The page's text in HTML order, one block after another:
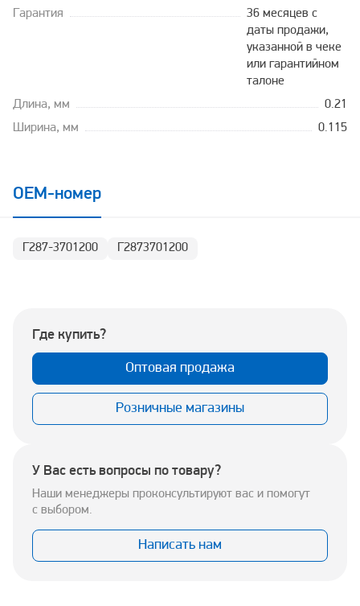
Гарантия
36 месяцев с
даты продажи,
указанной в чеке
или гарантийном
талоне
Длина, мм
0.21
Ширина, мм
0.115
OEM-номер
Г287-3701200 Г2873701200
Где купить?
Оптовая продажа
Розничные магазины
У Вас есть вопросы по товару?
Наши менеджеры проконсультируют вас и помогут
с выбором.
Написать нам